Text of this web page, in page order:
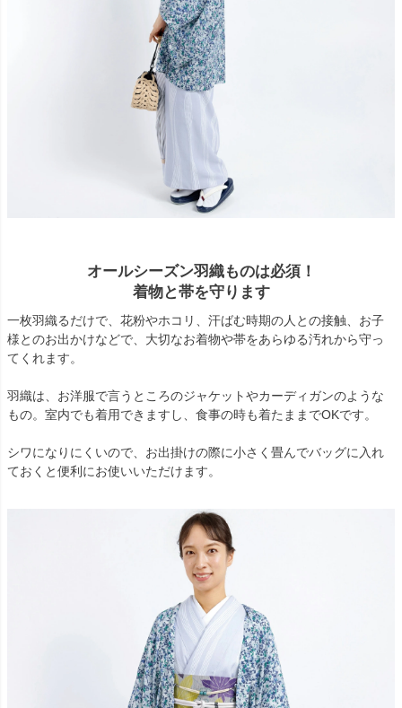
オールシーズン羽織ものは必須！
着物と帯を守ります
一枚羽織るだけで、花粉やホコリ、汗ばむ時期の人との接触、お子
様とのお出かけなどで、大切なお着物や帯をあらゆる汚れから守っ
てくれます。
羽織は、お洋服で言うところのジャケットやカーディガンのような
もの。室内でも着用できますし、食事の時も着たままでOKです。
シワになりにくいので、お出掛けの際に小さく畳んでバッグに入れ
ておくと便利にお使いいただけます。